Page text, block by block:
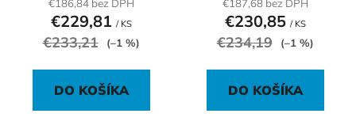
€186,84 bez DPH
€229,81 / KS
€233,21 (–1 %)
DO KOŠÍKA
€187,68 bez DPH
€230,85 / KS
€234,19 (–1 %)
DO KOŠÍKA